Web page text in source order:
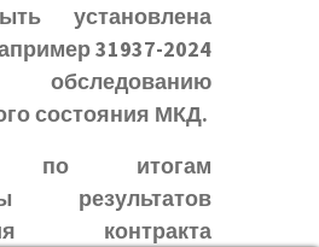
установлена
31937-2024
состояния МКД.
по итогам
результатов
контракта